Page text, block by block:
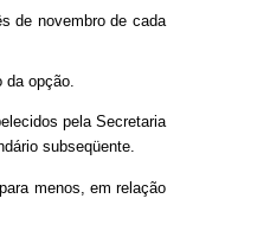
de novembro de cada
opção.
pela Secretaria
subseqüente.
menos, em relação